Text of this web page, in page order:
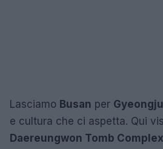
Lasciamo Busan per Gyeongju
e cultura che ci aspetta. Qui
Daereungwon Tomb Complex